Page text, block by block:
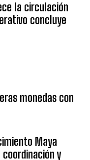
la circulación
concluye
monedas con
Maya
y